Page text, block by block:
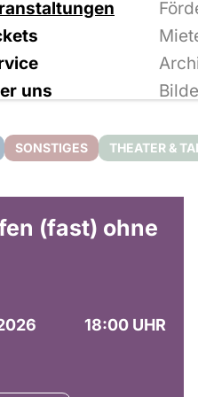
uns
SONSTIGES THEATER &
(fast) ohne
18:00 UHR